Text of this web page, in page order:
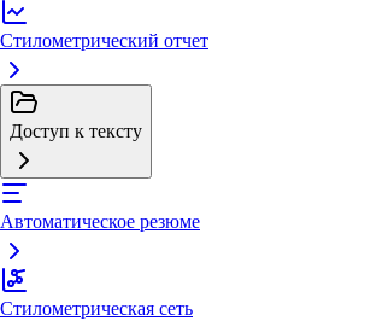
Стилометрический отчет
Доступ к тексту
Автоматическое резюме
Стилометрическая сеть